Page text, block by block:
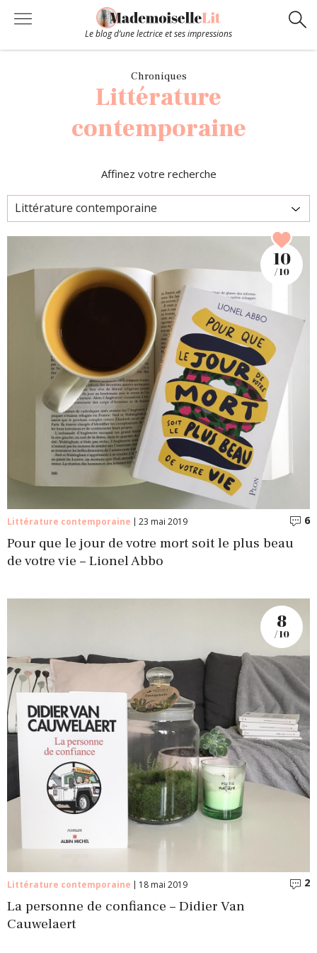
Le blog d’une lectrice et ses impressions
Chroniques
Coups de coeur
Bibliothèque
Chroniques
Littérature
contemporaine
Affinez votre recherche
Littérature contemporaine 23 mai 2019 6
Pour que le jour de votre mort soit le plus beau
de votre vie – Lionel Abbo
10
/ 10
Littérature contemporaine 18 mai 2019 2
La personne de confiance – Didier Van
Cauwelaert
8
/ 10